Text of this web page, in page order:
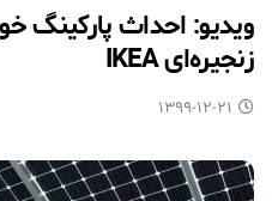
ویدیو: احداث پارکینگ
زنجیره‌ای IKEA
۱۳۹۹-۱۲-۲۱